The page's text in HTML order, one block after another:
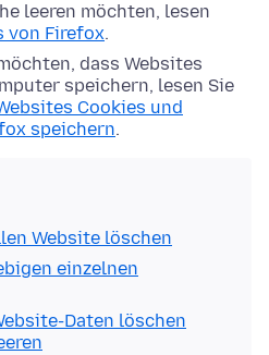
leeren möchten, lesen
von Firefox.
dass Websites
speichern, lesen Sie
Cookies und
speichern.
Website löschen
einzelnen
Daten löschen